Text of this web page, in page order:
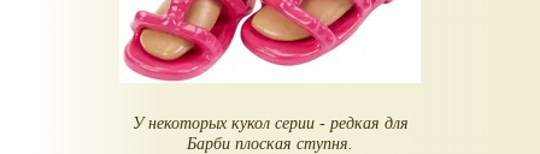
У некоторых кукол серии - редкая для
Барби плоская ступня.